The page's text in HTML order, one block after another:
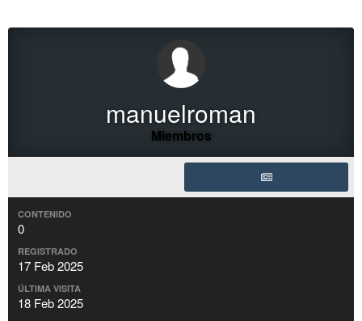
manuelroman
Miembros
CONTENIDO
0
REGISTRADO
17 Feb 2025
ÚLTIMA VISITA
18 Feb 2025